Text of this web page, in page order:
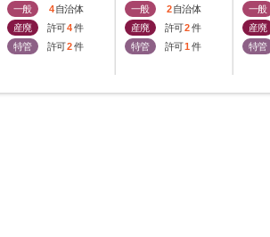
一般 4 自治体
産廃
許可4件
特管
許可2件
一般 2 自治体
産廃
許可2件
特管
許可1 件
一般
産廃
特管